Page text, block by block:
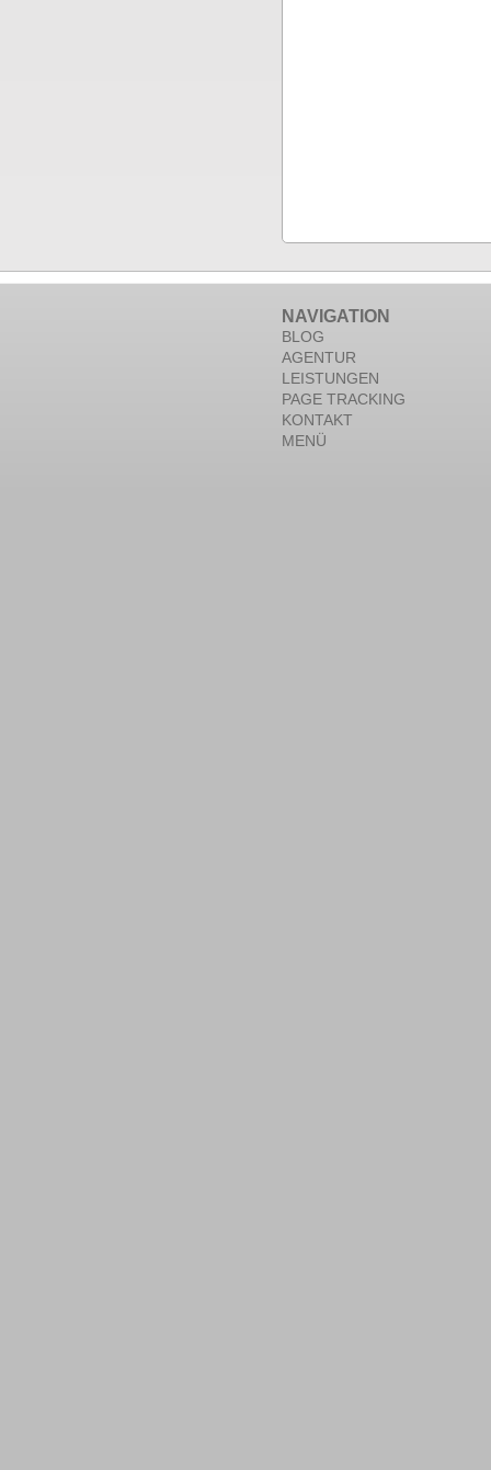
NAVIGATION
BLOG
AGENTUR
LEISTUNGEN
PAGE TRACKING
KONTAKT
MENÜ